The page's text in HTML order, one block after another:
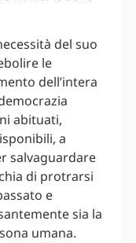
del suo
le
dell’intera
abituati,
a
salvaguardare
di protrarsi
e
sia la
umana.